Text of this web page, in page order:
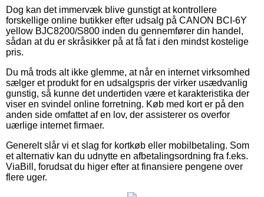
Dog kan det immervæk blive gunstigt at kontrollere
forskellige online butikker efter udsalg på CANON BCI-6Y
yellow BJC8200/S800 inden du gennemfører din handel,
sådan at du er skråsikker på at få fat i den mindst kostelige
pris.
Du må trods alt ikke glemme, at når en internet virksomhed
sælger et produkt for en udsalgspris der virker usædvanlig
gunstig, så kunne det undertiden være et karakteristika der
viser en svindel online forretning. Køb med kort er på den
anden side omfattet af en lov, der assisterer os overfor
uærlige internet firmaer.
Generelt slår vi et slag for kortkøb eller mobilbetaling. Som
et alternativ kan du udnytte en afbetalingsordning fra f.eks.
ViaBill, forudsat du higer efter at finansiere pengene over
flere uger.